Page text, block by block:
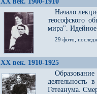
Начало
теософского
мира". Идейное
29 фото,
XX век. 1910-1925
Образование
деятельность
Гетеанума.